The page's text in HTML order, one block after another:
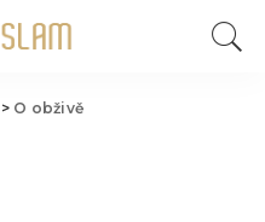
> O obživě